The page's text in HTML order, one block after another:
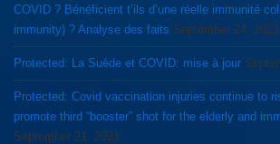
COVID ? Bénéficient t’ils d’une réelle immunité
immunity) ? Analyse des faits September 24, 2021
Protected: La Suède et COVID: mise à jour
Protected: Covid vaccination injuries continue to rise as FDA and CDC
promote third “booster” shot for the elderly and
September 21, 2021